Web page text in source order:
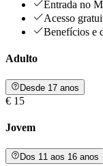
Entrada no
Acesso
Benefícios e
Adulto
Desde 17 anos
€ 15
Jovem
Dos 11 aos 16 anos